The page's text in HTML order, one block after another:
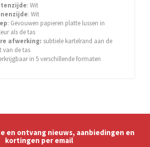
: Wit
: Wit
: Gevouwen papieren platte lussen in
als de tas
afwerking: subtiele kartelrand aan de
van de tas
in 5 verschillende formaten
en ontvang nieuws, aanbiedingen en
kortingen per email